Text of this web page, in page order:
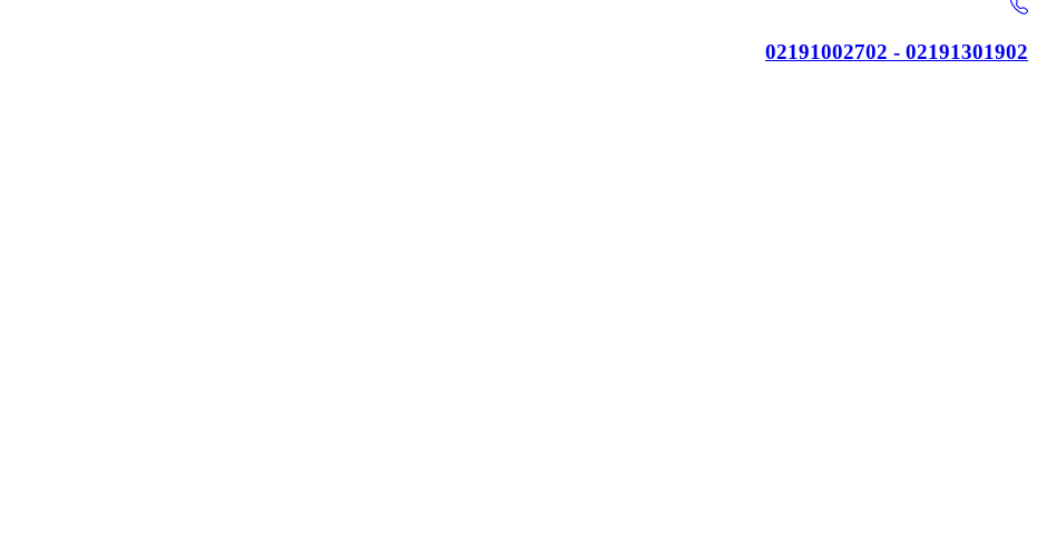
02191301902 - 02191002702